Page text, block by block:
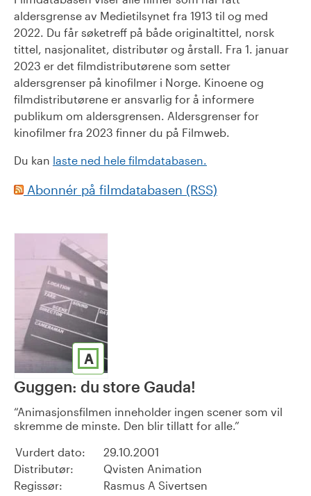
aldersgrense av Medietilsynet fra 1913 til og med
2022. Du får søketreff på både originaltittel, norsk
tittel, nasjonalitet, distributør og årstall. Fra 1. januar
2023 er det filmdistributørene som setter
aldersgrenser på kinofilmer i Norge. Kinoene og
filmdistributørene er ansvarlig for å informere
publikum om aldersgrensen. Aldersgrenser for
kinofilmer fra 2023 finner du på Filmweb.
Du kan laste ned hele filmdatabasen.
Abonnér på filmdatabasen (RSS)
A
Guggen: du store Gauda!
Animasjonsfilmen inneholder ingen scener som vil
skremme de minste. Den blir tillatt for alle.
Vurdert dato:
29.10.2001
Distributør:
Qvisten Animation
Regissør:
Rasmus A Sivertsen